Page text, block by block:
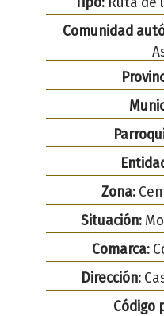
Comunidad
Zona:
Situación:
Comarca:
Dirección:
Código